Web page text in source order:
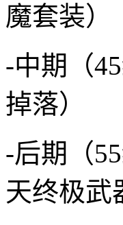
魔套装）
-中期（
掉落）
-后期（
天终极武